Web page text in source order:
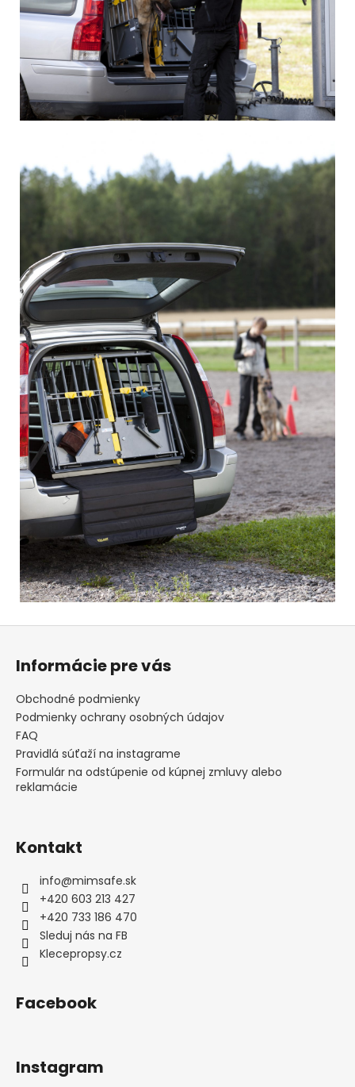
Z
Informácie pre vás
Obchodné podmienky
Podmienky ochrany osobných údajov
FAQ
Pravidlá súťaží na instagrame
Formulár na odstúpenie od kúpnej zmluvy alebo
reklamácie
Kontakt
info@mimsafe.sk
+420 603 213 427
+420 733 186 470
Sleduj nás na FB
Klecepropsy.cz
Facebook
Instagram